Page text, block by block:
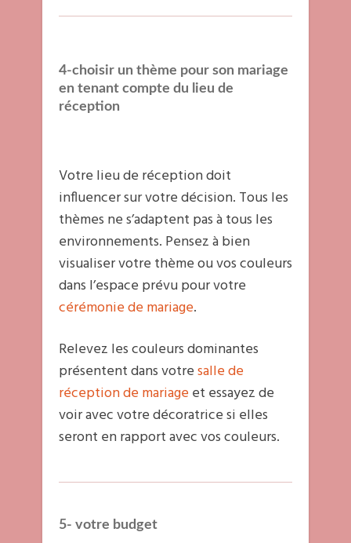
4-choisir un thème pour son mariage
en tenant compte du lieu de
réception
Votre lieu de réception doit
influencer sur votre décision. Tous les
thèmes ne s’adaptent pas à tous les
environnements. Pensez à bien
visualiser votre thème ou vos couleurs
dans l’espace prévu pour votre
cérémonie de mariage.
Relevez les couleurs dominantes
présentent dans votresalle de
réception de mariageet essayez de
voir avec votre décoratrice si elles
seront en rapport avec vos couleurs.
5- votre budget